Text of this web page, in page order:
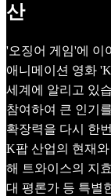
산
'오징어 게임'에 이
애니메이션 영화
세계에 알리고 있
참여하여 큰 인기
확장력을 다시 한
K팝 산업의 현재
해 트와이스의 지
대 평론가 등 특별